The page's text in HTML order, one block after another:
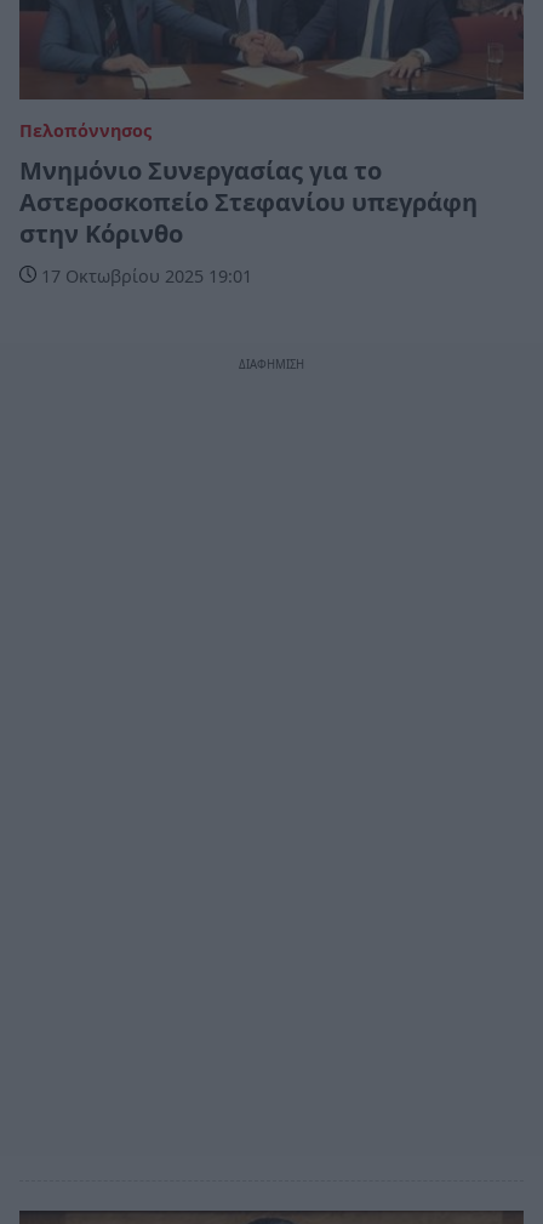
Πελοπόννησος
Μνημόνιο Συνεργασίας για το
Αστεροσκοπείο Στεφανίου υπεγράφη
στην Κόρινθο
17 Οκτωβρίου 2025 19:01